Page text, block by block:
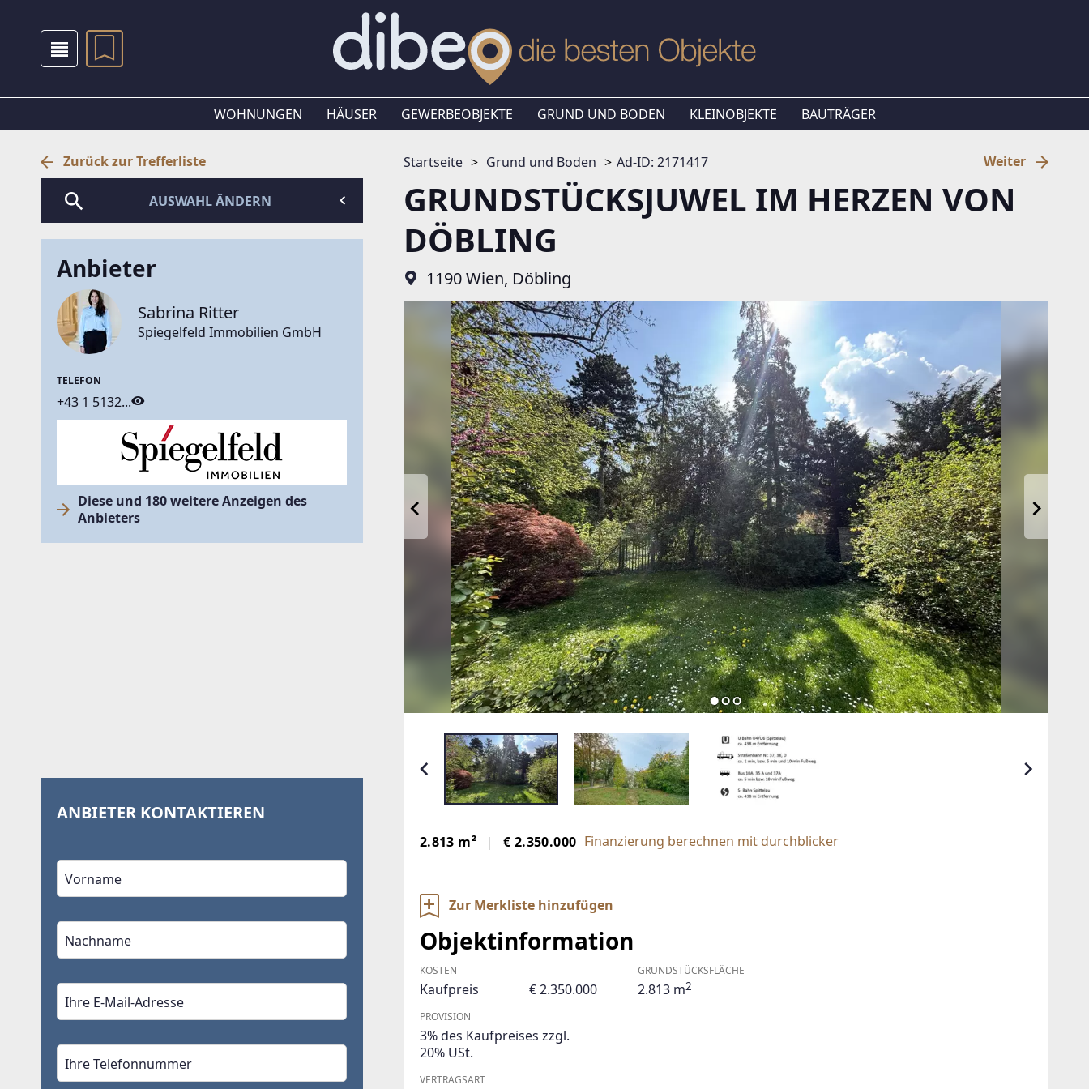
WOHNUNGEN HÄUSER GEWERBEOBJEKTE GRUND UND BODEN KLEINOBJEKTE BAUTRÄGER
Startseite Grund und Boden Ad-ID: 2171417 Weiter
GRUNDSTÜCKSJUWEL IM HERZEN VON
DÖBLING
1190 Wien, Döbling
2.813 m² € 2.350.000 Finanzierung berechnen mit durchblicker
Zur Merkliste hinzufügen
Objektinformation
KOSTEN
Kaufpreis € 2.350.000
PROVISION
3% des Kaufpreises zzgl.
20% USt.
VERTRAGSART
GRUNDSTÜCKSFLÄCHE
2.813 m2
Zurück zur Trefferliste
AUSWAHL ÄNDERN
Anbieter
Sabrina Ritter
Spiegelfeld Immobilien GmbH
TELEFON
+43 1 5132...
Diese und 180 weitere Anzeigen des
Anbieters
ANBIETER KONTAKTIEREN